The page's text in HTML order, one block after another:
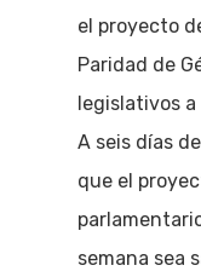
el proyecto
Paridad de
legislativos
A seis días
que el
semana sea